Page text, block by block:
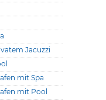
Jacuzzi
mit Spa
mit Pool